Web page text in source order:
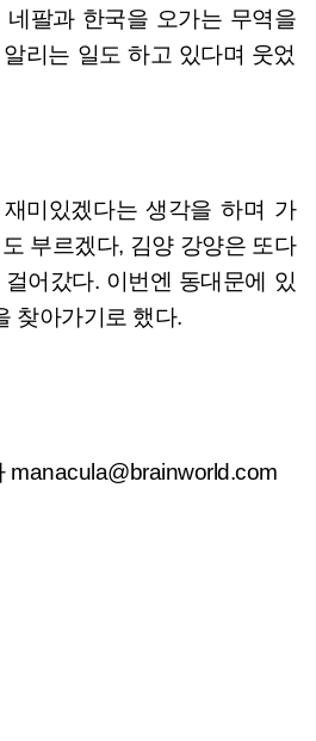
팔과 한국을 오가는 무역을
리는 일도 하고 있다며 웃었
미있겠다는 생각을 하며 가
부르겠다, 김양 강양은 또다
어갔다. 이번엔 동대문에 있
찾아가기로 했다.
manacula@brainworld.com